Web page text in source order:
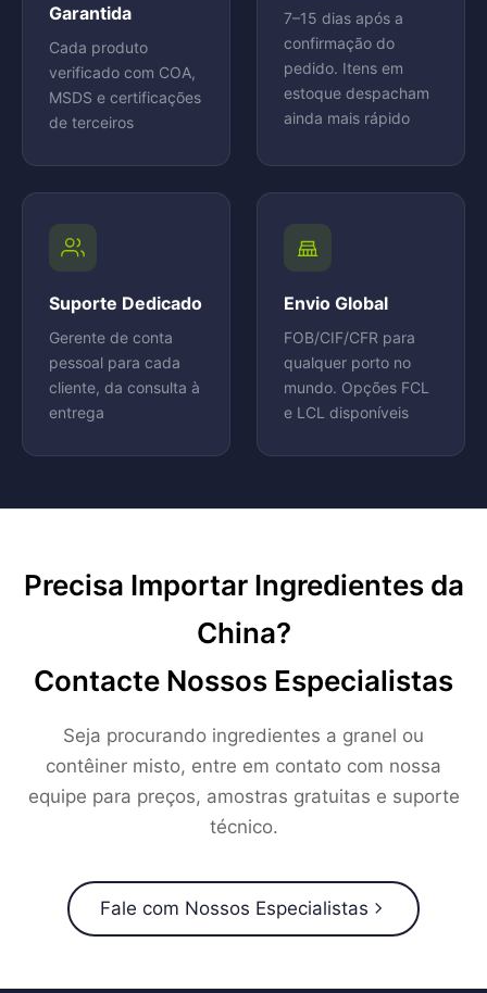
Garantida
Cada produto
verificado com COA,
MSDS e certificações
de terceiros
7–15 dias após a
confirmação do
pedido. Itens em
estoque despacham
ainda mais rápido
Suporte Dedicado
Gerente de conta
pessoal para cada
cliente, da consulta à
entrega
Envio Global
FOB/CIF/CFR para
qualquer porto no
mundo. Opções FCL
e LCL disponíveis
Precisa Importar Ingredientes da
China?
Contacte Nossos Especialistas
Seja procurando ingredientes a granel ou
contêiner misto, entre em contato com nossa
equipe para preços, amostras gratuitas e suporte
técnico.
Fale com Nossos Especialistas